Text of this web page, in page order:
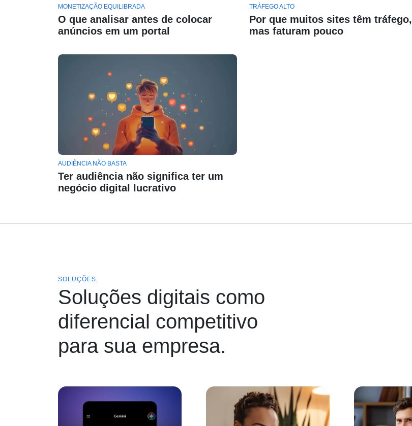
MONETIZAÇÃO EQUILIBRADA
O que analisar antes de colocar
anúncios em um portal
TRÁFEGO ALTO
Por que muitos sites têm tráfego,
mas faturam pouco
AUDIÊNCIA NÃO BASTA
Ter audiência não significa ter um
negócio digital lucrativo
SOLUÇÕES
Soluções digitais como
diferencial competitivo
para sua empresa.